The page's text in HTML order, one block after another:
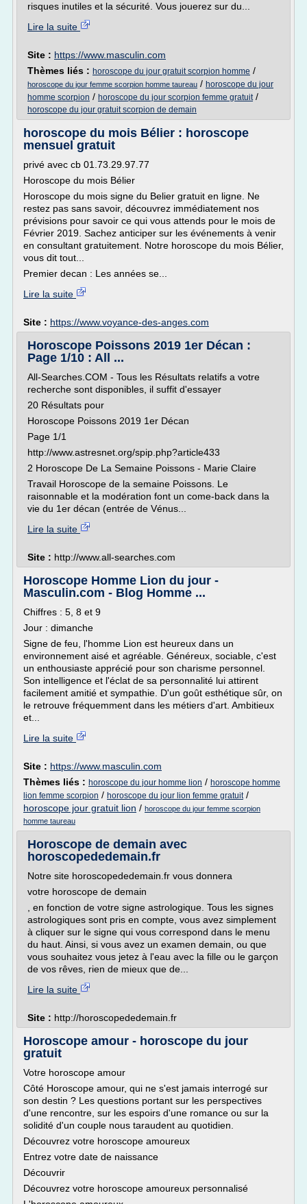
risques inutiles et la sécurité. Vous jouerez sur du...
Lire la suite
Site : https://www.masculin.com
Thèmes liés : horoscope du jour gratuit scorpion homme /
horoscope du jour femme scorpion homme taureau / horoscope du jour
homme scorpion / horoscope du jour scorpion femme gratuit/
horoscope du jour gratuit scorpion de demain
horoscope du mois Bélier : horoscope
mensuel gratuit
privé avec cb 01.73.29.97.77
Horoscope du mois Bélier
Horoscope du mois signe du Belier gratuit en ligne. Ne
restez pas sans savoir, découvrez immédiatement nos
prévisions pour savoir ce qui vous attends pour le mois de
Février 2019. Sachez anticiper sur les événements à venir
en consultant gratuitement. Notre horoscope du mois Bélier,
vous dit tout...
Premier decan : Les années se...
Lire la suite
Site : https://www.voyance-des-anges.com
Horoscope Poissons 2019 1er Décan :
Page 1/10 : All ...
All-Searches.COM - Tous les Résultats relatifs a votre
recherche sont disponibles, il suffit d'essayer
20 Résultats pour
Horoscope Poissons 2019 1er Décan
Page 1/1
http://www.astresnet.org/spip.php?article433
2 Horoscope De La Semaine Poissons - Marie Claire
Travail Horoscope de la semaine Poissons. Le
raisonnable et la modération font un come-back dans la
vie du 1er décan (entrée de Vénus...
Lire la suite
Site : http://www.all-searches.com
Horoscope Homme Lion du jour -
Masculin.com - Blog Homme ...
Chiffres : 5, 8 et 9
Jour : dimanche
Signe de feu, l'homme Lion est heureux dans un
environnement aisé et agréable. Généreux, sociable, c'est
un enthousiaste apprécié pour son charisme personnel.
Son intelligence et l'éclat de sa personnalité lui attirent
facilement amitié et sympathie. D'un goût esthétique sûr, on
le retrouve fréquemment dans les métiers d'art. Ambitieux
et...
Lire la suite
Site : https://www.masculin.com
Thèmes liés : horoscope du jour homme lion / horoscope homme
lion femme scorpion / horoscope du jour lion femme gratuit/
horoscope jour gratuit lion / horoscope du jour femme scorpion
homme taureau
Horoscope de demain avec
horoscopededemain.fr
Notre site horoscopededemain.fr vous donnera
votre horoscope de demain
, en fonction de votre signe astrologique. Tous les signes
astrologiques sont pris en compte, vous avez simplement
à cliquer sur le signe qui vous correspond dans le menu
du haut. Ainsi, si vous avez un examen demain, ou que
vous souhaitez vous jetez à l'eau avec la fille ou le garçon
de vos rêves, rien de mieux que de...
Lire la suite
Site : http://horoscopededemain.fr
Horoscope amour - horoscope du jour
gratuit
Votre horoscope amour
Côté Horoscope amour, qui ne s'est jamais interrogé sur
son destin ? Les questions portant sur les perspectives
d'une rencontre, sur les espoirs d'une romance ou sur la
solidité d'un couple nous taraudent au quotidien.
Découvrez votre horoscope amoureux
Entrez votre date de naissance
Découvrir
Découvrez votre horoscope amoureux personnalisé